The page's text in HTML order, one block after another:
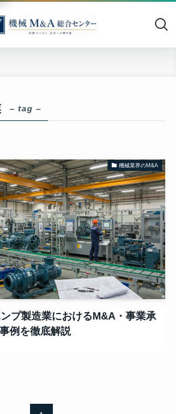
機械
– tag –
機械業界のM&A
ンプ製造業におけるM&A・事業承
例を徹底解説